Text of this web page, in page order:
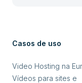
Casos de uso
Video Hosting na
Vídeos para sites e